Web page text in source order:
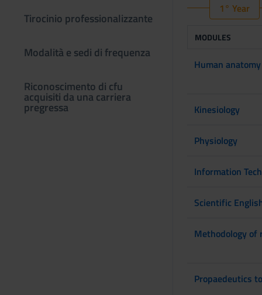
Tirocinio professionalizzante
Modalità e sedi di frequenza
Riconoscimento di cfu
acquisiti da una carriera
pregressa
1° Year
MODULES
Human
Kinesiology
Physiology
Information
Scientific
Methodology
Propaedeutics